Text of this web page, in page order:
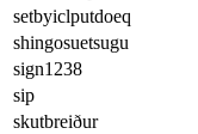
setbyiclputdoeq
shingosuetsugu
sign1238
sip
skutbreiður